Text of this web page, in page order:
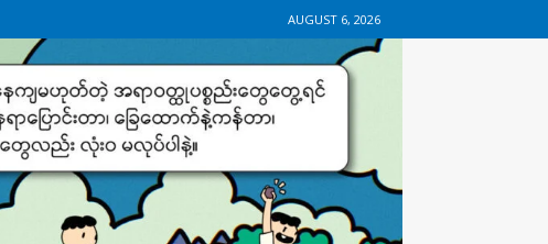
AUGUST 6, 2026